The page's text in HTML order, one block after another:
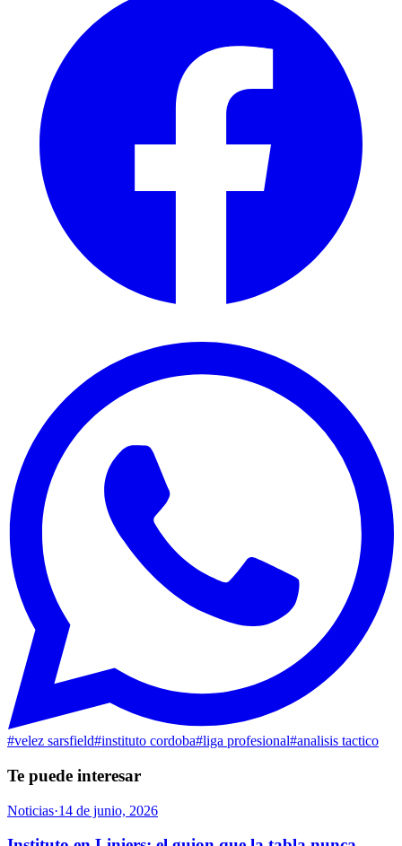
#velez sarsfield#instituto cordoba#liga profesional#analisis tactico
Te puede interesar
Noticias·14 de junio, 2026